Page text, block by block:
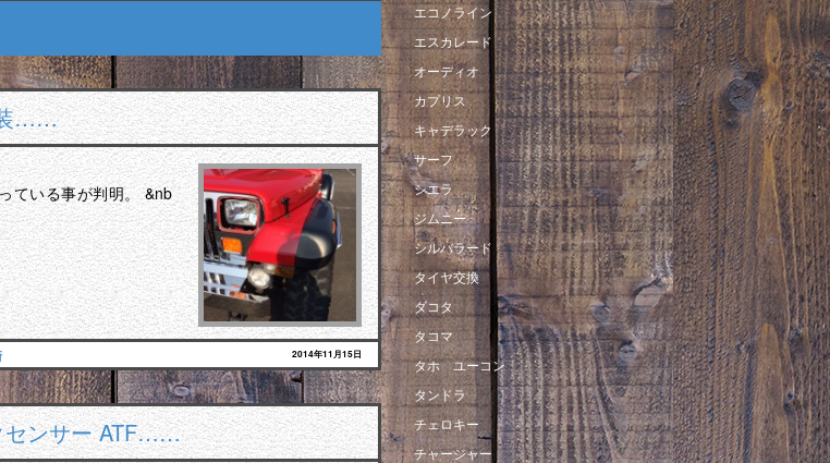
……
ている事が判明。 &nb
2014年11月15日
ンサー ATF……
エコノライン
エスカレード
オーディオ
カプリス
キャデラック
サーフ
シエラ
ジムニー
シルバラード
タイヤ交換
ダコタ
タコマ
タホ ユーコン
タンドラ
チェロキー
チャージャー